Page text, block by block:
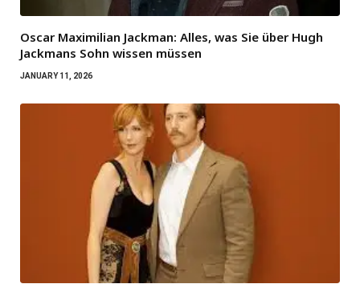
Oscar Maximilian Jackman: Alles, was Sie über Hugh
Jackmans Sohn wissen müssen
JANUARY 11, 2026